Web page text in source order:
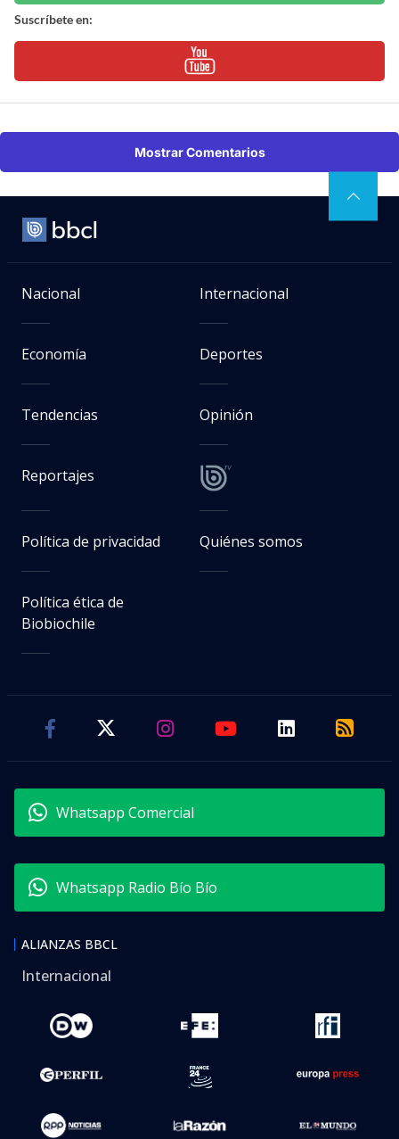
Suscríbete en:
Mostrar Comentarios
Nacional Internacional
Economía Deportes
Tendencias Opinión
Reportajes
Política de privacidad Quiénes somos
Política ética de
Biobiochile
Whatsapp Comercial
Whatsapp Radio Bío Bío
ALIANZAS BBCL
Internacional